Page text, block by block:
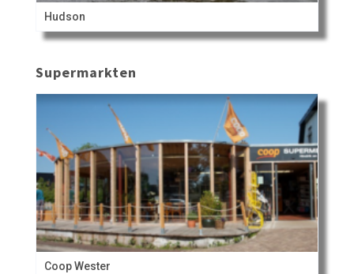
Hudson
Supermarkten
Coop Wester